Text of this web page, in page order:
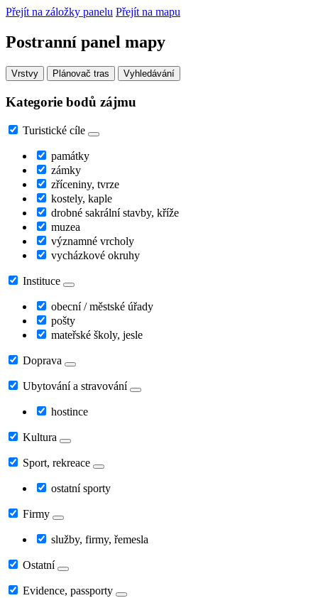
Přejít na záložky panelu Přejít na mapu
Postranní panel mapy
Vrstvy Plánovač tras Vyhledávání
Kategorie bodů zájmu
Turistické cíle
památky
zámky
zříceniny, tvrze
kostely, kaple
drobné sakrální stavby, kříže
muzea
významné vrcholy
vycházkové okruhy
Instituce
obecní / městské úřady
pošty
mateřské školy, jesle
Doprava
Ubytování a stravování
hostince
Kultura
Sport, rekreace
ostatní sporty
Firmy
služby, firmy, řemesla
Ostatní
Evidence, passporty